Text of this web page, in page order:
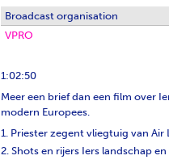
Broadcast organisation
VPRO
1:02:50
Meer een brief dan een film over
modern Europees.
1. Priester zegent vliegtuig van Air
2. Shots en rijers Iers landschap